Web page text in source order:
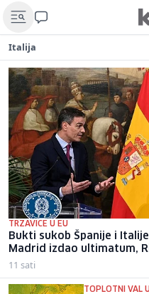
Italija
TRZAVICE U EU
Bukti sukob Španije i
Madrid izdao ultimatum,
11 sati
TOPLOTNI VAL